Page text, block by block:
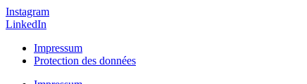
Instagram
LinkedIn
Impressum
Protection des données